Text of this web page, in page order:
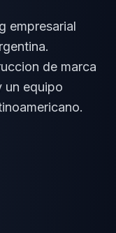
empresarial
.
de marca
un equipo